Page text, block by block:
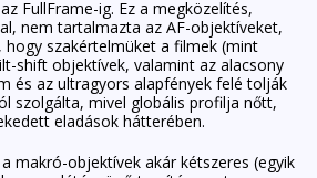
FullFrame-ig. Ez a megközelítés,
nem tartalmazta az AF-objektíveket,
szakértelmüket a filmek (mint
shift objektívek, valamint az alacsony
és az ultragyors alapfények felé tolják
szolgálta, mivel globális profilja nőtt,
eladások hátterében.
makró-objektívek akár kétszeres (egyik